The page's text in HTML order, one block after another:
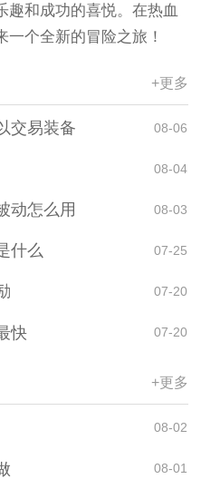
趣和成功的喜悦。在热血
个全新的冒险之旅！
+更多
交易装备 08-06
08-04
动怎么用 08-03
什么 07-25
07-20
快 07-20
+更多
08-02
08-01